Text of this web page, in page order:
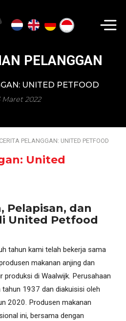
PELANGGAN
UNITED PETFOOD
Maret 2022
CERITA PELANGGAN: UNITED PETFOOD
United
Pelapisan, dan
United Petfood
tahun kami telah bekerja sama
makanan anjing dan
produksi di Waalwijk. Perusahaan
tahun 1937 dan diakuisisi oleh
2020. Produsen makanan
ini, bersama dengan